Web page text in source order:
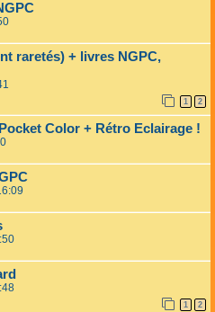
raretés) + livres NGPC,
1 2
Color + Rétro Eclairage !
1 2